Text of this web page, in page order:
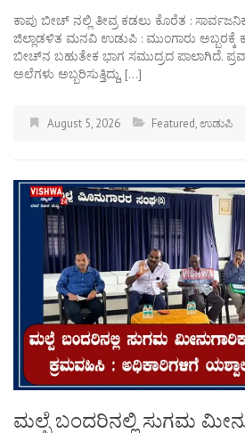
ಕಾಪು ಬೀಚ್ ನಲ್ಲಿ ತೀವ್ರ ಕಡಲು ಕೊರೆತ :
ಜಿಲ್ಲಾಡಳಿತ ಮನವಿ ಉಡುಪಿ : ಮುಂಗಾರು ಅಬ್ಬರಕ್ಕೆ
ಬೀಚ್‌ನ ಬಹುತೇಕ ಭಾಗ ಸಮುದ್ರದ ಪಾಲಾಗಿದೆ.
ಅಲೆಗಳು ಅಬ್ಬರಿಸುತ್ತಿದ್ದು, […]
August 5, 2026 Featured,ಉಡುಪಿ
ಮಲ್ಪೆ ಬಂದರಿನಲ್ಲಿ ಸುಗಮ